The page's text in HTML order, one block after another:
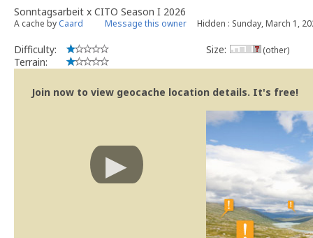
Sonntagsarbeit x CITO Season I 2026
A cache by Caard Message this owner Hidden : Sunday, March 1,
Difficulty:
Terrain:
Size: (other)
Join now to view geocache location details. It's free!